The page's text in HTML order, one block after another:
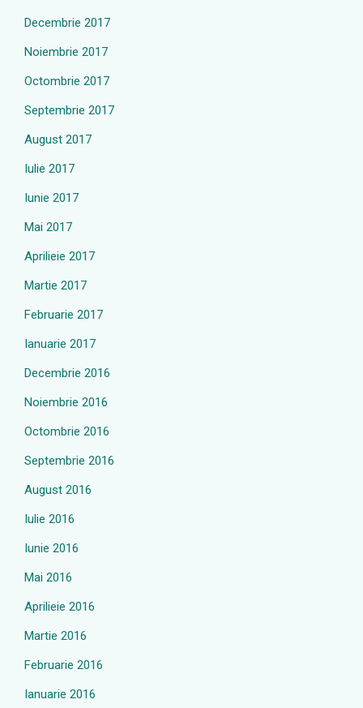
Decembrie 2017
Noiembrie 2017
Octombrie 2017
Septembrie 2017
August 2017
Iulie 2017
Iunie 2017
Mai 2017
Aprilieie 2017
Martie 2017
Februarie 2017
Ianuarie 2017
Decembrie 2016
Noiembrie 2016
Octombrie 2016
Septembrie 2016
August 2016
Iulie 2016
Iunie 2016
Mai 2016
Aprilieie 2016
Martie 2016
Februarie 2016
Ianuarie 2016